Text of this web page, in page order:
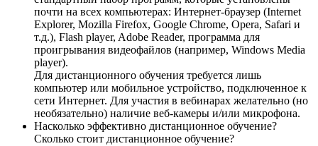
почти на всех компьютерах: Интернет-браузер (Internet
Explorer, Mozilla Firefox, Google Chrome, Opera, Safari и
т.д.), Flash player, Adobe Reader, программа для
проигрывания видеофайлов (например, Windows Media
player).
Для дистанционного обучения требуется лишь
компьютер или мобильное устройство, подключенное к
сети Интернет. Для участия в вебинарах желательно (но
необязательно) наличие веб-камеры и/или микрофона.
Насколько эффективно дистанционное обучение?
Сколько стоит дистанционное обучение?